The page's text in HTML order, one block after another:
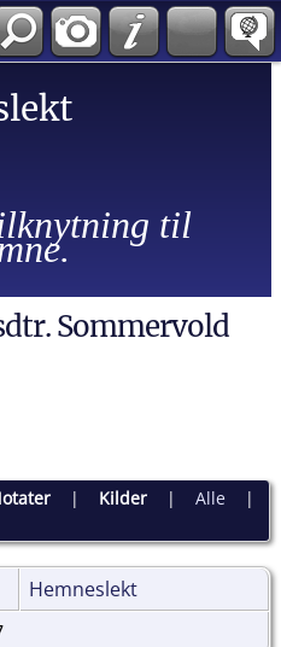
til
Sommervold
| Kilder| Alle|
Hemneslekt